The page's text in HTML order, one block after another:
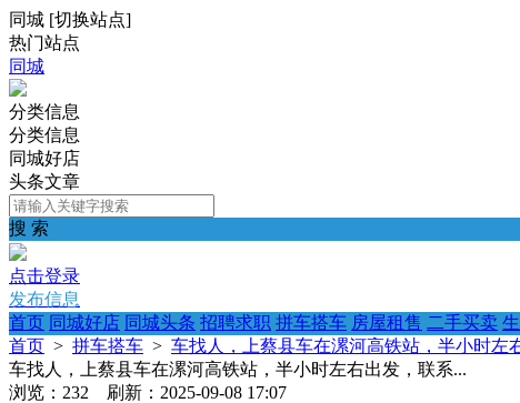
同城 [切换站点]
热门站点
同城
分类信息
分类信息
同城好店
头条文章
搜 索
点击登录
发布信息
首页 同城好店 同城头条 招聘求职 拼车搭车 房屋租售 二手买卖
首页 > 拼车搭车 > 车找人，上蔡县车在漯河高铁站，半小时左
车找人，上蔡县车在漯河高铁站，半小时左右出发，联系...
浏览：232 刷新：2025-09-08 17:07